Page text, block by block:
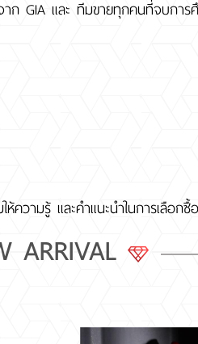
าก GIA และ ทีมขายทุกคนที่จบก
วามรู้ และคำแนะนำในการเลือกซื้
ARRIVAL